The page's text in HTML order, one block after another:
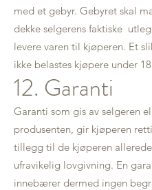
med et gebyr. Gebyret skal
dekke selgerens faktiske
levere varen til kjøperen. Et
ikke belastes kjøpere under
12. Garanti
Garanti som gis av selgeren
produsenten, gir kjøperen
tillegg til de kjøperen
ufravikelig lovgivning. En
innebærer dermed ingen